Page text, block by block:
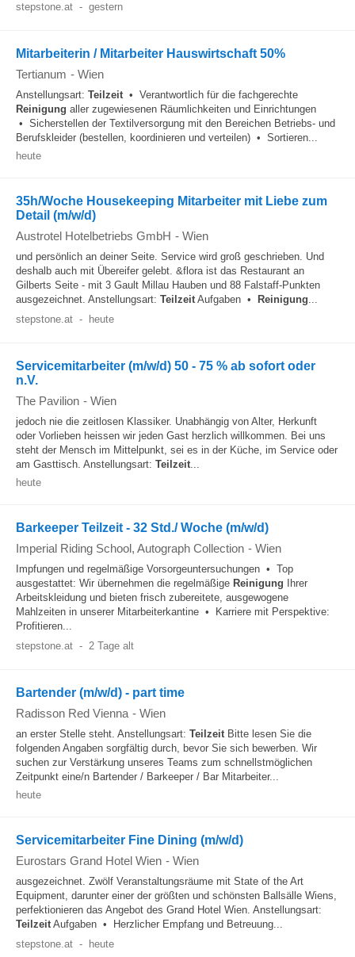
stepstone.at - gestern
Mitarbeiterin / Mitarbeiter Hauswirtschaft 50%
Tertianum - Wien
Anstellungsart: Teilzeit• Verantwortlich für die fachgerechte
Reinigung aller zugewiesenen Räumlichkeiten und Einrichtungen
• Sicherstellen der Textilversorgung mit den Bereichen Betriebs- und
Berufskleider (bestellen, koordinieren und verteilen) • Sortieren...
heute
35h/Woche Housekeeping Mitarbeiter mit Liebe zum
Detail (m/w/d)
Austrotel Hotelbetriebs GmbH - Wien
und persönlich an deiner Seite. Service wird groß geschrieben. Und
deshalb auch mit Übereifer gelebt. &flora ist das Restaurant an
Gilberts Seite - mit 3 Gault Millau Hauben und 88 Falstaff-Punkten
ausgezeichnet. Anstellungsart: TeilzeitAufgaben • Reinigung...
stepstone.at - heute
Servicemitarbeiter (m/w/d) 50 - 75 % ab sofort oder
n.V.
The Pavilion - Wien
jedoch nie die zeitlosen Klassiker. Unabhängig von Alter, Herkunft
oder Vorlieben heissen wir jeden Gast herzlich willkommen. Bei uns
steht der Mensch im Mittelpunkt, sei es in der Küche, im Service oder
am Gasttisch. Anstellungsart: Teilzeit...
heute
Barkeeper Teilzeit - 32 Std./ Woche (m/w/d)
Imperial Riding School, Autograph Collection - Wien
Impfungen und regelmäßige Vorsorgeuntersuchungen • Top
ausgestattet: Wir übernehmen die regelmäßige Reinigung Ihrer
Arbeitskleidung und bieten frisch zubereitete, ausgewogene
Mahlzeiten in unserer Mitarbeiterkantine • Karriere mit Perspektive:
Profitieren...
stepstone.at - 2 Tage alt
Bartender (m/w/d) - part time
Radisson Red Vienna - Wien
an erster Stelle steht. Anstellungsart: TeilzeitBitte lesen Sie die
folgenden Angaben sorgfältig durch, bevor Sie sich bewerben. Wir
suchen zur Verstärkung unseres Teams zum schnellstmöglichen
Zeitpunkt eine/n Bartender / Barkeeper / Bar Mitarbeiter...
heute
Servicemitarbeiter Fine Dining (m/w/d)
Eurostars Grand Hotel Wien - Wien
ausgezeichnet. Zwölf Veranstaltungsräume mit State of the Art
Equipment, darunter einer der größten und schönsten Ballsälle Wiens,
perfektionieren das Angebot des Grand Hotel Wien. Anstellungsart:
TeilzeitAufgaben • Herzlicher Empfang und Betreuung...
stepstone.at - heute